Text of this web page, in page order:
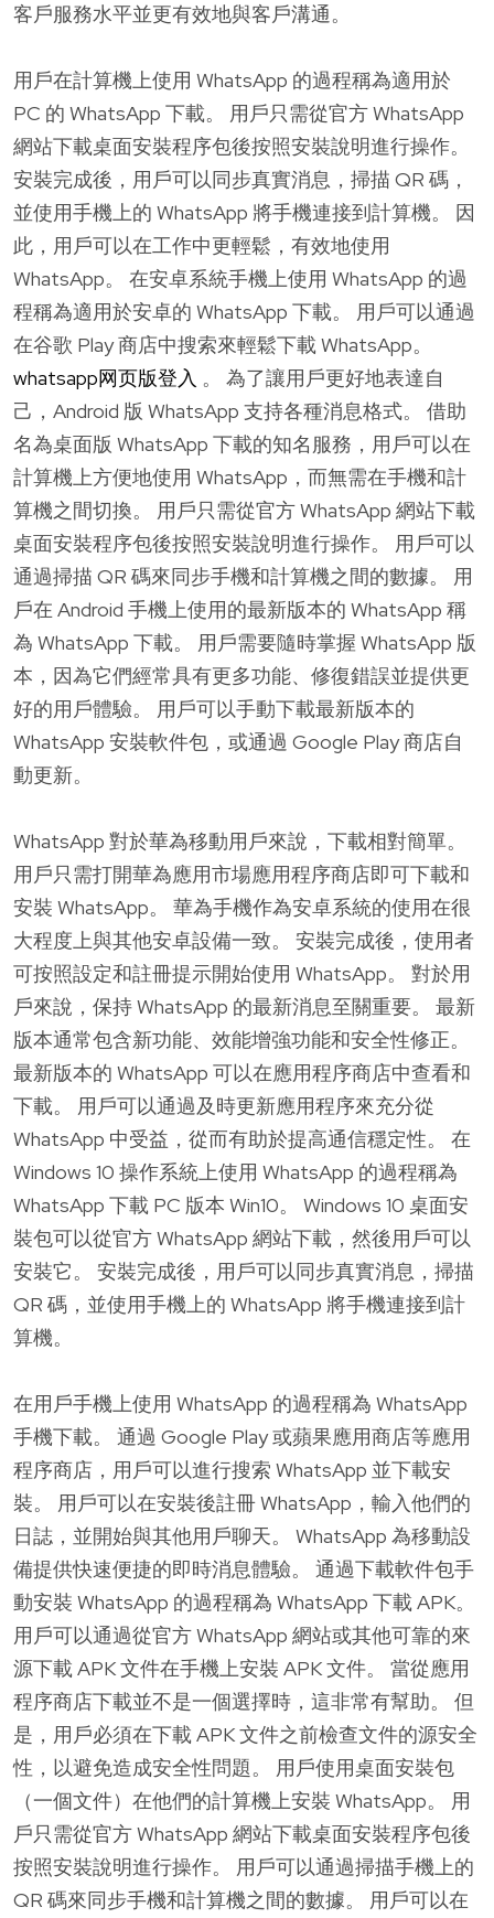
客戶服務水平並更有效地與客戶溝通。
用戶在計算機上使用 WhatsApp 的過程稱為適用於
PC 的 WhatsApp 下載。 用戶只需從官方 WhatsApp
網站下載桌面安裝程序包後按照安裝說明進行操作。
安裝完成後，用戶可以同步真實消息，掃描 QR 碼，
並使用手機上的 WhatsApp 將手機連接到計算機。 因
此，用戶可以在工作中更輕鬆，有效地使用
WhatsApp。 在安卓系統手機上使用 WhatsApp 的過
程稱為適用於安卓的 WhatsApp 下載。 用戶可以通過
在谷歌 Play 商店中搜索來輕鬆下載 WhatsApp。
whatsapp网页版登入 。 為了讓用戶更好地表達自
己，Android 版 WhatsApp 支持各種消息格式。 借助
名為桌面版 WhatsApp 下載的知名服務，用戶可以在
計算機上方便地使用 WhatsApp，而無需在手機和計
算機之間切換。 用戶只需從官方 WhatsApp 網站下載
桌面安裝程序包後按照安裝說明進行操作。 用戶可以
通過掃描 QR 碼來同步手機和計算機之間的數據。 用
戶在 Android 手機上使用的最新版本的 WhatsApp 稱
為 WhatsApp 下載。 用戶需要隨時掌握 WhatsApp 版
本，因為它們經常具有更多功能、修復錯誤並提供更
好的用戶體驗。 用戶可以手動下載最新版本的
WhatsApp 安裝軟件包，或通過 Google Play 商店自
動更新。
WhatsApp 對於華為移動用戶來說，下載相對簡單。
用戶只需打開華為應用市場應用程序商店即可下載和
安裝 WhatsApp。 華為手機作為安卓系統的使用在很
大程度上與其他安卓設備一致。 安裝完成後，使用者
可按照設定和註冊提示開始使用 WhatsApp。 對於用
戶來說，保持 WhatsApp 的最新消息至關重要。 最新
版本通常包含新功能、效能增強功能和安全性修正。
最新版本的 WhatsApp 可以在應用程序商店中查看和
下載。 用戶可以通過及時更新應用程序來充分從
WhatsApp 中受益，從而有助於提高通信穩定性。 在
Windows 10 操作系統上使用 WhatsApp 的過程稱為
WhatsApp 下載 PC 版本 Win10。 Windows 10 桌面安
裝包可以從官方 WhatsApp 網站下載，然後用戶可以
安裝它。 安裝完成後，用戶可以同步真實消息，掃描
QR 碼，並使用手機上的 WhatsApp 將手機連接到計
算機。
在用戶手機上使用 WhatsApp 的過程稱為 WhatsApp
手機下載。 通過 Google Play 或蘋果應用商店等應用
程序商店，用戶可以進行搜索 WhatsApp 並下載安
裝。 用戶可以在安裝後註冊 WhatsApp，輸入他們的
日誌，並開始與其他用戶聊天。 WhatsApp 為移動設
備提供快速便捷的即時消息體驗。 通過下載軟件包手
動安裝 WhatsApp 的過程稱為 WhatsApp 下載 APK。
用戶可以通過從官方 WhatsApp 網站或其他可靠的來
源下載 APK 文件在手機上安裝 APK 文件。 當從應用
程序商店下載並不是一個選擇時，這非常有幫助。 但
是，用戶必須在下載 APK 文件之前檢查文件的源安全
性，以避免造成安全性問題。 用戶使用桌面安裝包
（一個文件）在他們的計算機上安裝 WhatsApp。 用
戶只需從官方 WhatsApp 網站下載桌面安裝程序包後
按照安裝說明進行操作。 用戶可以通過掃描手機上的
QR 碼來同步手機和計算機之間的數據。 用戶可以在